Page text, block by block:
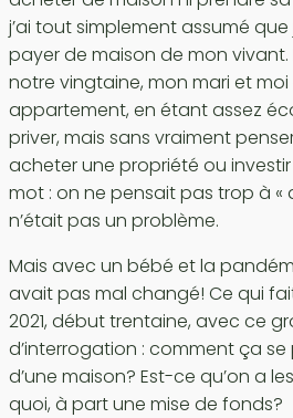
j’ai tout simplement assumé
payer de maison de mon
notre vingtaine, mon mari et
appartement, en étant assez
priver, mais sans vraiment
acheter une propriété ou
mot : on ne pensait pas trop à «
n’était pas un problème.
Mais avec un bébé et la
avait pas mal changé! Ce qui fait
2021, début trentaine, avec ce
d’interrogation : comment ça se
d’une maison? Est-ce qu’on a
quoi, à part une mise de fonds?